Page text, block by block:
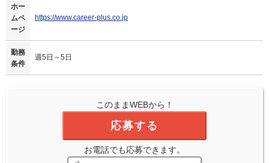
ホー
ムペ
ージ
https://www.career-plus.co.jp
勤務
条件
週5日～5日
このままWEBから！
応募する
お電話でも応募できます。